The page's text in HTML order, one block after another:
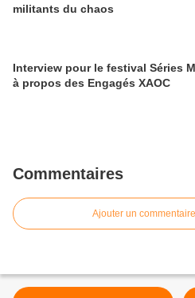
militants du chaos
Interview pour le festival Séries
à propos des Engagés XAOC
Commentaires
Ajouter un commentaire